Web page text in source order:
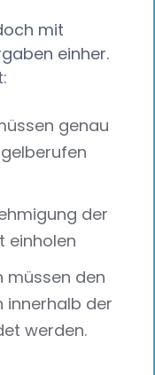
mit
einher.
genau
der
einholen
müssen den
innerhalb der
werden.